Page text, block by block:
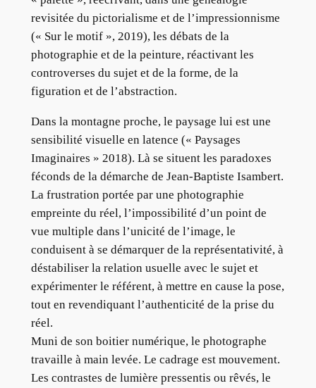
revisitée du pictorialisme et de l’impressionnisme
(« Sur le motif », 2019), les débats de la
photographie et de la peinture, réactivant les
controverses du sujet et de la forme, de la
figuration et de l’abstraction.
Dans la montagne proche, le paysage lui est une
sensibilité visuelle en latence (« Paysages
Imaginaires » 2018). Là se situent les paradoxes
féconds de la démarche de Jean-Baptiste Isambert.
La frustration portée par une photographie
empreinte du réel, l’impossibilité d’un point de
vue multiple dans l’unicité de l’image, le
conduisent à se démarquer de la représentativité, à
déstabiliser la relation usuelle avec le sujet et
expérimenter le référent, à mettre en cause la pose,
tout en revendiquant l’authenticité de la prise du
réel.
Muni de son boitier numérique, le photographe
travaille à main levée. Le cadrage est mouvement.
Les contrastes de lumière pressentis ou rêvés, le